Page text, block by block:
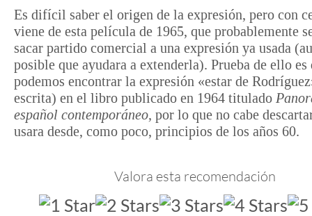
Es difícil saber el origen de la expresión, pero con
viene de esta película de 1965, que probablemente
sacar partido comercial a una expresión ya usada
posible que ayudara a extenderla). Prueba de ello es
podemos encontrar la expresión «estar de
escrita) en el libro publicado en 1964 titulado
español contemporáneo, por lo que no cabe
usara desde, como poco, principios de los años 60.
Valora esta recomendación